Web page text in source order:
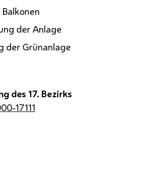
der Anlage
der Grünanlage
des 17. Bezirks
17111